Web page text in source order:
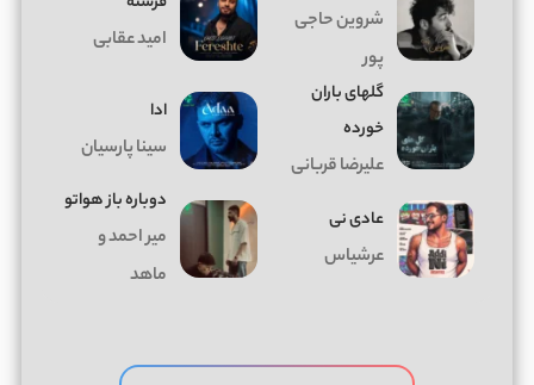
شروین حاجی
پور
امید عقابی
گلهای باران
خورده
علیرضا قربانی
ادا
سینا پارسیان
عادی نی
عرشیاس
دوباره باز هواتو
میر احمد و
ماهد